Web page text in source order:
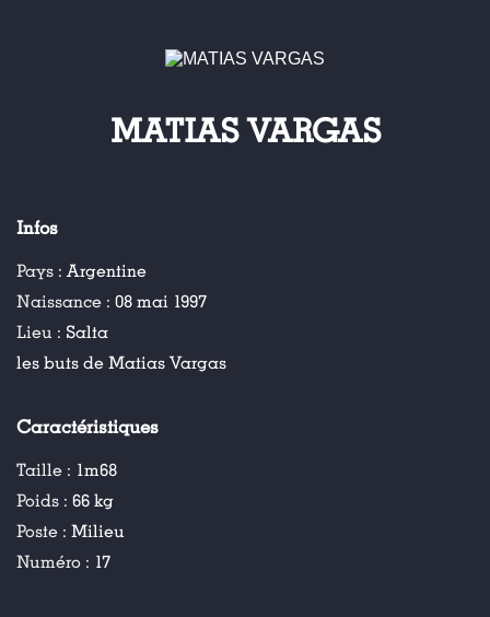
MATIAS VARGAS
Infos
Pays : Argentine
Naissance : 08 mai 1997
Lieu : Salta
les buts de Matias Vargas
Caractéristiques
Taille : 1m68
Poids : 66 kg
Poste : Milieu
Numéro : 17